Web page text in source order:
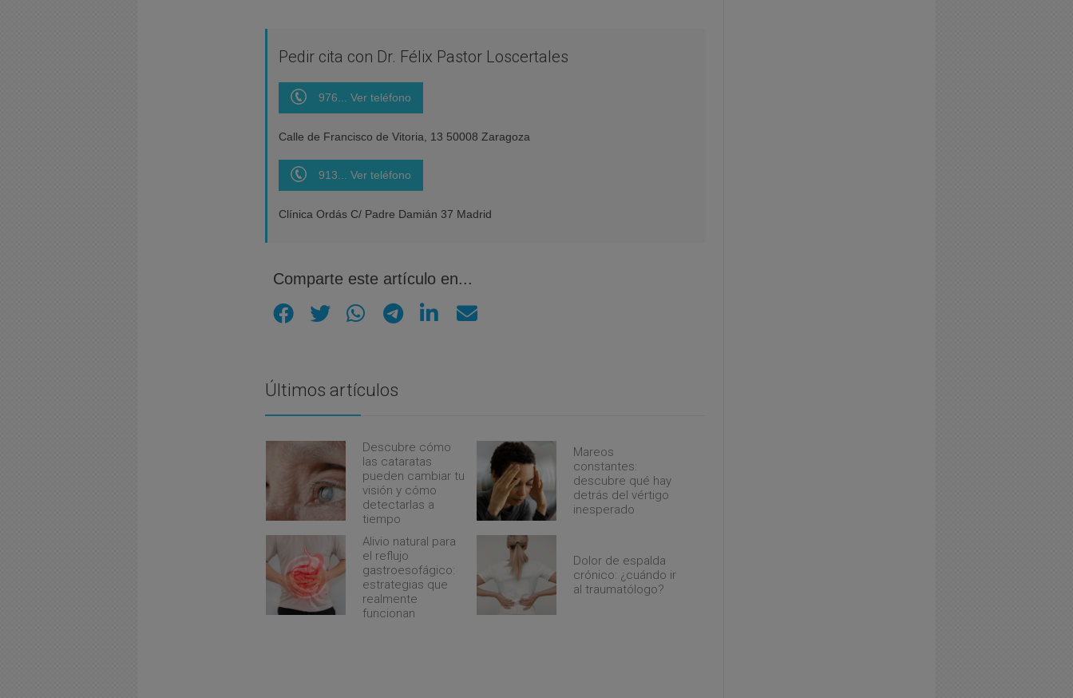
Pedir cita con Dr. Félix Pastor Loscertales
976... Ver teléfono
Calle de Francisco de Vitoria, 13 50008 Zaragoza
913... Ver teléfono
Clínica Ordás C/ Padre Damián 37 Madrid
Comparte este artículo en...
Últimos artículos
Descubre cómo
las cataratas
pueden cambiar tu
visión y cómo
detectarlas a
tiempo
Mareos
constantes:
descubre qué hay
detrás del vértigo
inesperado
Alivio natural para
el reflujo
gastroesofágico:
estrategias que
realmente
funcionan
Dolor de espalda
crónico: ¿cuándo ir
al traumatólogo?